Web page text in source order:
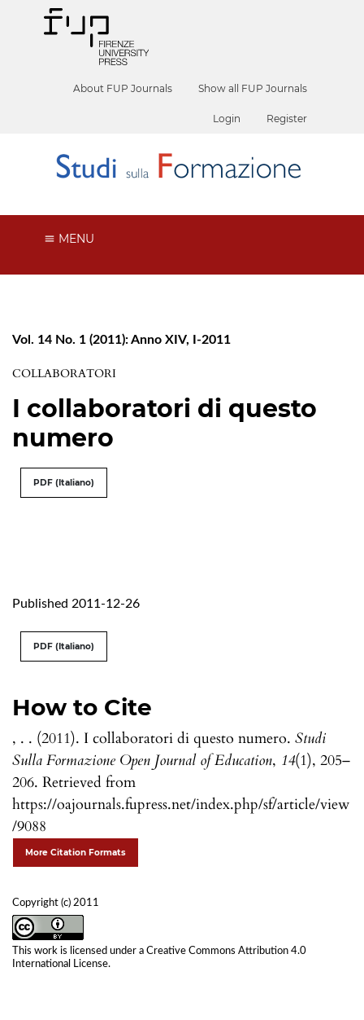
About FUP Journals Show all FUP Journals
Login Register
MENU
Vol. 14 No. 1 (2011): Anno XIV, I-2011
COLLABORATORI
I collaboratori di questo
numero
PDF (Italiano)
Published 2011-12-26
How to Cite
, . . (2011). I collaboratori di questo numero. Studi
Sulla Formazione Open Journal of Education, 14(1), 205–
206. Retrieved from
https://oajournals.fupress.net/index.php/sf/article/view
/9088
More Citation Formats
Copyright (c) 2011
This work is licensed under a Creative Commons Attribution 4.0
International License.
PDF (Italiano)